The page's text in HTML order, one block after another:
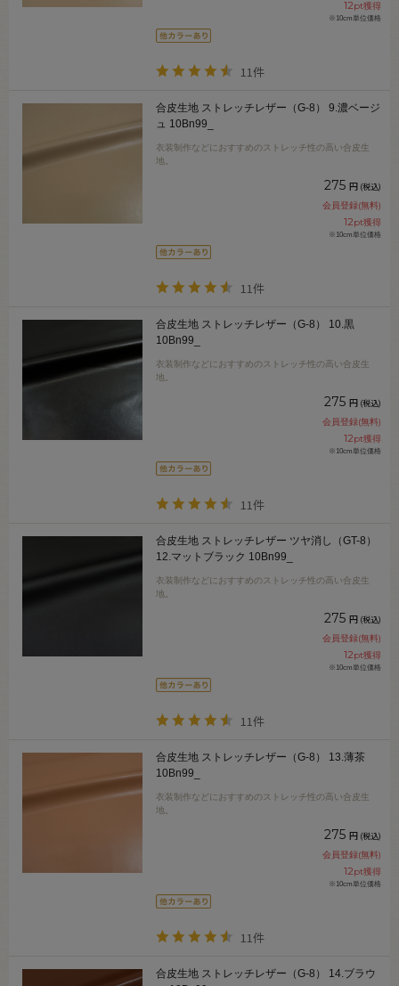
12pt獲得
※10cm単位価格
11件
合皮生地 ストレッチレザー（G-8） 9.濃ベージ
ュ 10Bn99_
衣装制作などにおすすめのストレッチ性の高い合皮生
地。
275 円 (税込)
会員登録(無料)
12pt獲得
※10cm単位価格
11件
合皮生地 ストレッチレザー（G-8） 10.黒
10Bn99_
衣装制作などにおすすめのストレッチ性の高い合皮生
地。
275 円 (税込)
会員登録(無料)
12pt獲得
※10cm単位価格
11件
合皮生地 ストレッチレザー ツヤ消し（GT-8）
12.マットブラック 10Bn99_
衣装制作などにおすすめのストレッチ性の高い合皮生
地。
275 円 (税込)
会員登録(無料)
12pt獲得
※10cm単位価格
11件
合皮生地 ストレッチレザー（G-8） 13.薄茶
10Bn99_
衣装制作などにおすすめのストレッチ性の高い合皮生
地。
275 円 (税込)
会員登録(無料)
12pt獲得
※10cm単位価格
11件
合皮生地 ストレッチレザー（G-8） 14.ブラウ